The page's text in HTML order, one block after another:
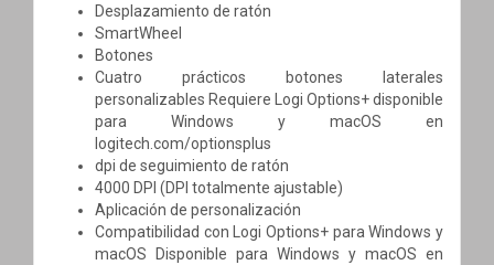
Desplazamiento de ratón
SmartWheel
Botones
Cuatro prácticos botones laterales
personalizables Requiere Logi Options+ disponible
para Windows y macOS en
logitech.com/optionsplus
dpi de seguimiento de ratón
4000 DPI (DPI totalmente ajustable)
Aplicación de personalización
Compatibilidad con Logi Options+ para Windows y
macOS Disponible para Windows y macOS en